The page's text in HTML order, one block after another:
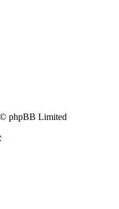
phpBB Limited